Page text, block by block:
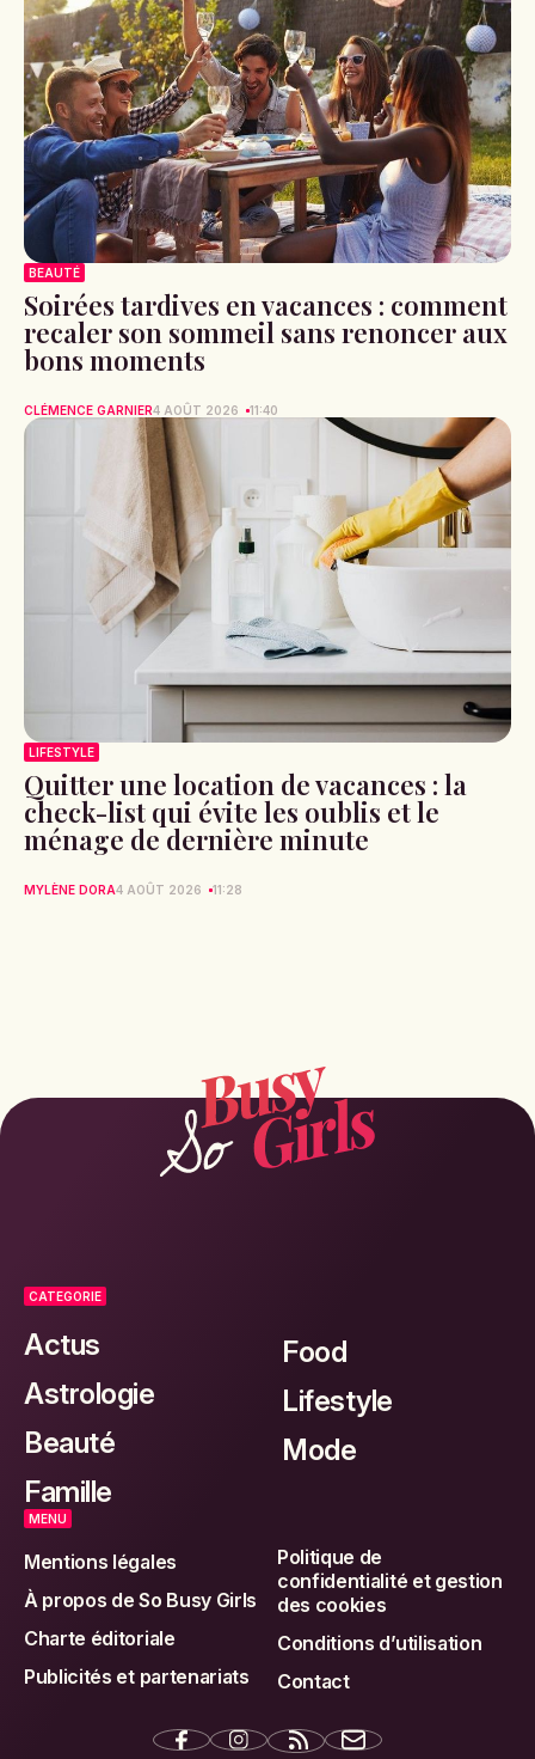
BEAUTÉ
Soirées tardives en vacances : comment
recaler son sommeil sans renoncer aux
bons moments
CLÉMENCE GARNIER4 AOÛT 2026 11:40
LIFESTYLE
Quitter une location de vacances : la
check-list qui évite les oublis et le
ménage de dernière minute
MYLÈNE DORA4 AOÛT 2026 11:28
CATEGORIE
Actus
Astrologie
Beauté
Famille
Food
Lifestyle
Mode
MENU
Mentions légales
À propos de So Busy Girls
Charte éditoriale
Publicités et partenariats
Politique de
confidentialité et gestion
des cookies
Conditions d’utilisation
Contact